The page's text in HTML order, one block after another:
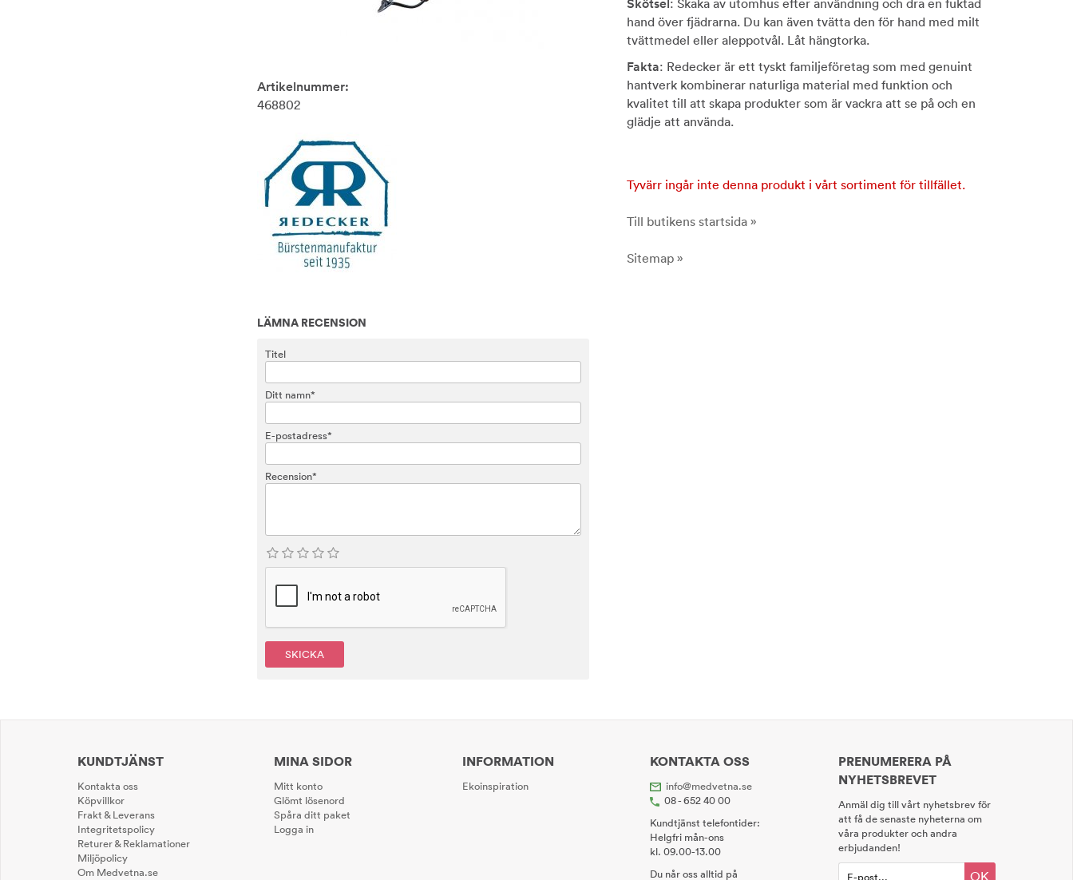
Skötsel: Skaka av utomhus efter användning och dra en fuktad
hand över fjädrarna. Du kan även tvätta den för hand med milt
tvättmedel eller aleppotvål. Låt hängtorka.
Fakta: Redecker är ett tyskt familjeföretag som med genuint
hantverk kombinerar naturliga material med funktion och
kvalitet till att skapa produkter som är vackra att se på och en
glädje att använda.
Tyvärr ingår inte denna produkt i vårt sortiment för tillfället.
Till butikens startsida »
Sitemap »
Artikelnummer:
468802
LÄMNA RECENSION
Titel
Ditt namn*
E-postadress*
Recension*
SKICKA
KUNDTJÄNST
Kontakta oss
Köpvillkor
Frakt & Leverans
Integritetspolicy
Returer & Reklamationer
Miljöpolicy
Om Medvetna.se
MINA SIDOR
Mitt konto
Glömt lösenord
Spåra ditt paket
Logga in
INFORMATION
Ekoinspiration
KONTAKTA OSS
info@medvetna.se
08 - 652 40 00
Kundtjänst telefontider:
Helgfri mån-ons
kl. 09.00-13.00
Du når oss alltid på
PRENUMERERA PÅ
NYHETSBREVET
Anmäl dig till vårt nyhetsbrev för
att få de senaste nyheterna om
våra produkter och andra
erbjudanden!
OK